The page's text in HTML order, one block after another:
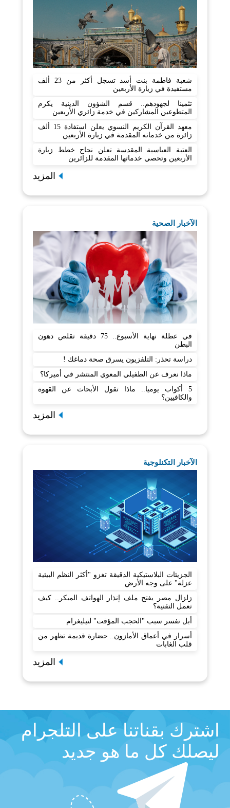
شعبة فاطمة بنت أسد تسجل أكثر من 23 ألف
مستفيدة في زيارة الأربعين
تثمينا لجهودهم.. قسم الشؤون الدينية يكرم
المتطوعين المشاركين في خدمة زائري الأربعين
معهد القرآن الكريم النسوي يعلن استفادة 15 ألف
زائرة من خدماته المقدمة في زيارة الأربعين
العتبة العباسية المقدسة تعلن نجاح خطط زيارة
الأربعين وتحصي خدماتها المقدمة للزائرين
المزيد
الآخبار الصحية
في عطلة نهاية الأسبوع.. 75 دقيقة تقلص دهون
البطن
دراسة تحذر: التلفزيون يسرق صحة دماغك !
ماذا نعرف عن الطفيلي المعوي المنتشر في أميركا؟
5 أكواب يوميا.. ماذا تقول الأبحاث عن القهوة
والكافيين؟
المزيد
الآخبار التكنلوجية
الجزيئات البلاستيكية الدقيقة تغزو "أكثر النظم البيئية
عزلة" على وجه الأرض
زلزال مصر يفتح ملف إنذار الهواتف المبكر.. كيف
تعمل التقنية؟
أبل تفسر سبب "الحجب المؤقت" لتيليغرام
أسرار في أعماق الأمازون.. حضارة قديمة تظهر من
قلب الغابات
المزيد
اشترك بقناتنا على التلجرام
ليصلك كل ما هو جديد